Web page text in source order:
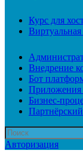
Курс для
Внедрение
Бот
Приложения
Бизнес-
Авторизация